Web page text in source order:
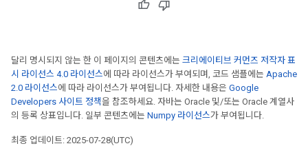
달리 명시되지 않는 한 이 페이지의 콘텐츠에는 크리에이티브 커먼즈 저작자 표
시 라이선스 4.0 라이선스에 따라 라이선스가 부여되며, 코드 샘플에는 Apache
2.0 라이선스에 따라 라이선스가 부여됩니다. 자세한 내용은 Google
Developers 사이트 정책을 참조하세요. 자바는 Oracle 및/또는 Oracle 계열사
의 등록 상표입니다. 일부 콘텐츠에는 Numpy 라이선스가 부여됩니다.
최종 업데이트: 2025-07-28(UTC)